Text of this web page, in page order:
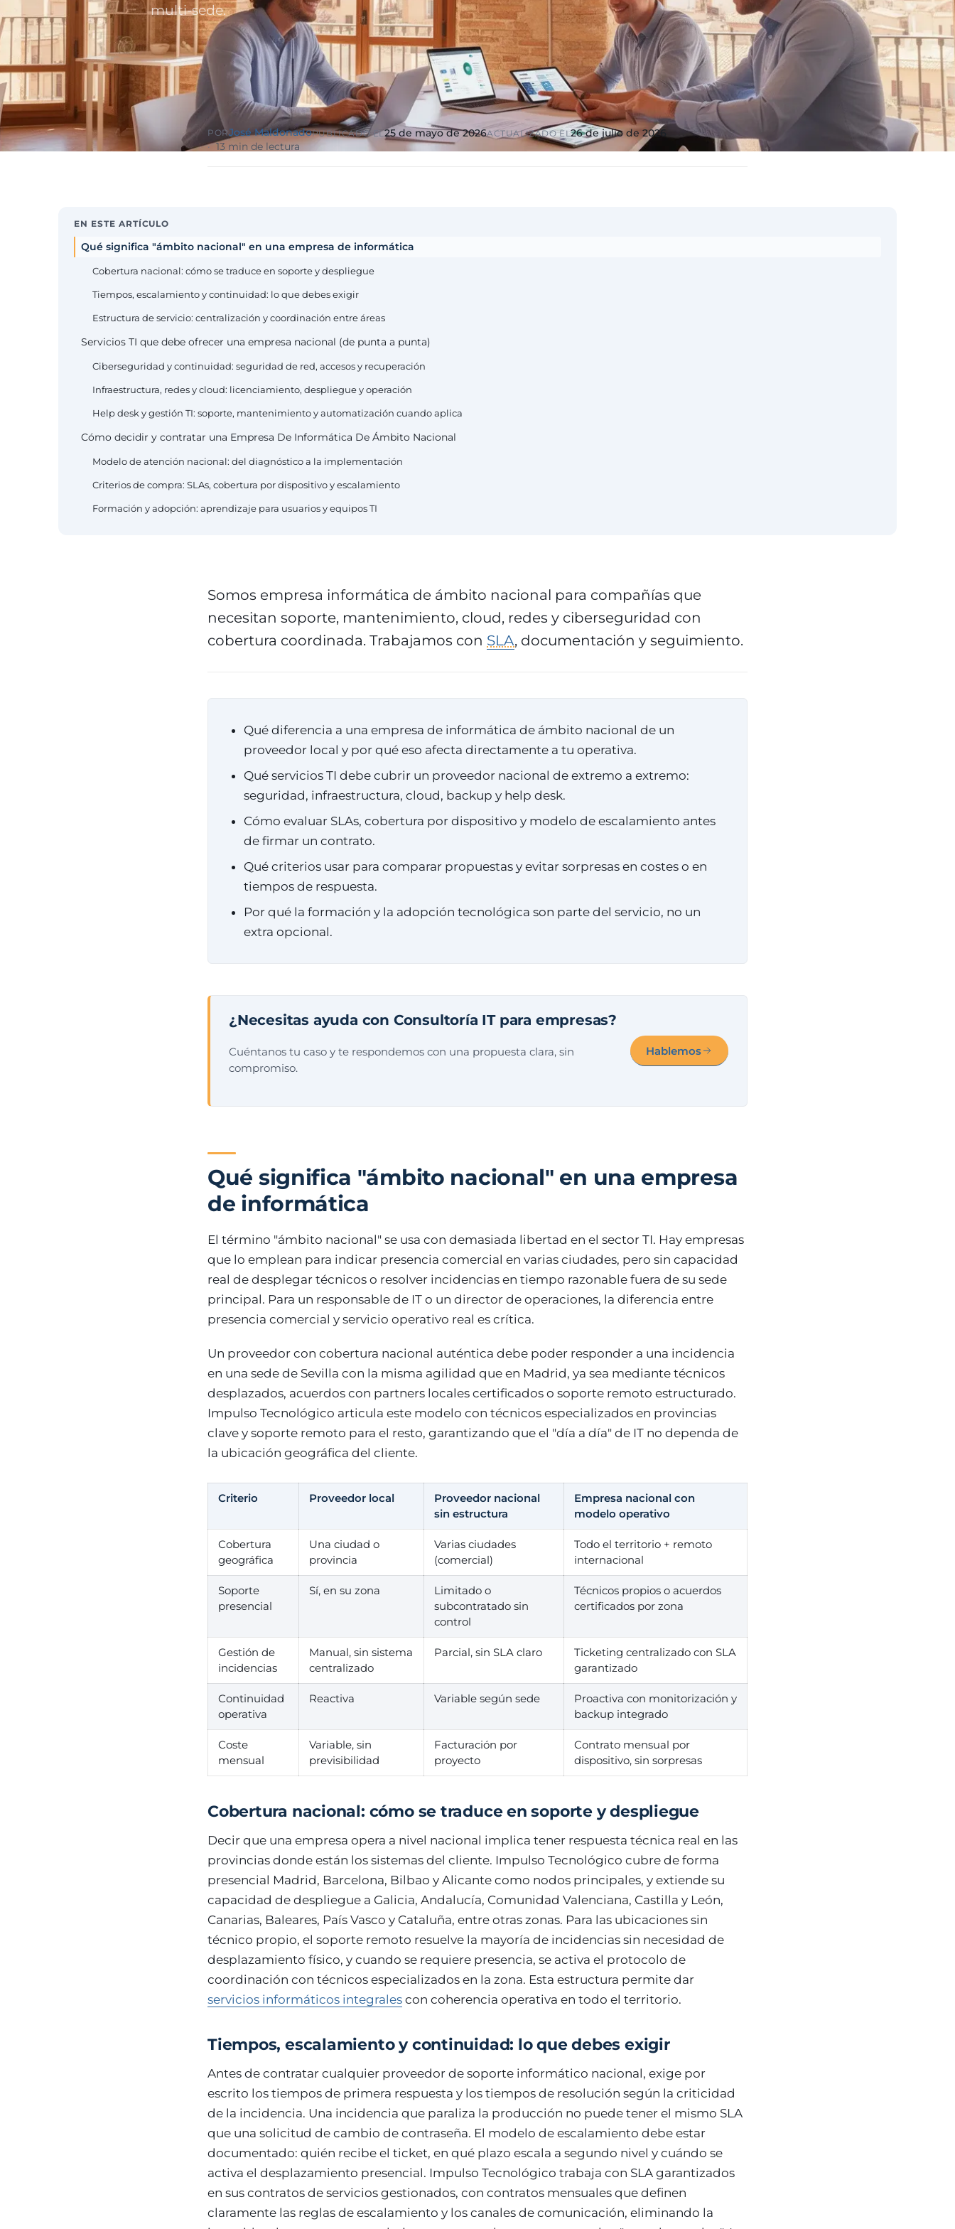
Sector público y
administraciones
Ayuntamientos, diputaciones,
ENS obligatorio
Educación y formación
Universidades, academias,
RGPD reforzado por menores
Pharma e industria
farmacéutica GxP, AEMPS,
ISO 13485, entornos validados
Multinacionales ES / PT
Cobertura internacional,
partners locales
multi-sede.
PORJosé MaldonadoPUBLICADO EL25 de mayo de 2026ACTUALIZADO EL26 de julio de 2026
13 min de lectura
EN ESTE ARTÍCULO
Qué significa "ámbito nacional" en una empresa de informática
Cobertura nacional: cómo se traduce en soporte y despliegue
Tiempos, escalamiento y continuidad: lo que debes exigir
Estructura de servicio: centralización y coordinación entre áreas
Servicios TI que debe ofrecer una empresa nacional (de punta a punta)
Ciberseguridad y continuidad: seguridad de red, accesos y recuperación
Infraestructura, redes y cloud: licenciamiento, despliegue y operación
Help desk y gestión TI: soporte, mantenimiento y automatización cuando aplica
Cómo decidir y contratar una Empresa De Informática De Ámbito Nacional
Modelo de atención nacional: del diagnóstico a la implementación
Criterios de compra: SLAs, cobertura por dispositivo y escalamiento
Formación y adopción: aprendizaje para usuarios y equipos TI
Somos empresa informática de ámbito nacional para compañías que
necesitan soporte, mantenimiento, cloud, redes y ciberseguridad con
cobertura coordinada. Trabajamos con SLA, documentación y seguimiento.
Qué diferencia a una empresa de informática de ámbito nacional de un
proveedor local y por qué eso afecta directamente a tu operativa.
Qué servicios TI debe cubrir un proveedor nacional de extremo a extremo:
seguridad, infraestructura, cloud, backup y help desk.
Cómo evaluar SLAs, cobertura por dispositivo y modelo de escalamiento antes
de firmar un contrato.
Qué criterios usar para comparar propuestas y evitar sorpresas en costes o en
tiempos de respuesta.
Por qué la formación y la adopción tecnológica son parte del servicio, no un
extra opcional.
¿Necesitas ayuda con Consultoría IT para empresas?
Cuéntanos tu caso y te respondemos con una propuesta clara, sin
compromiso.
Hablemos
Qué significa "ámbito nacional" en una empresa
de informática
El término "ámbito nacional" se usa con demasiada libertad en el sector TI. Hay empresas
que lo emplean para indicar presencia comercial en varias ciudades, pero sin capacidad
real de desplegar técnicos o resolver incidencias en tiempo razonable fuera de su sede
principal. Para un responsable de IT o un director de operaciones, la diferencia entre
presencia comercial y servicio operativo real es crítica.
Un proveedor con cobertura nacional auténtica debe poder responder a una incidencia
en una sede de Sevilla con la misma agilidad que en Madrid, ya sea mediante técnicos
desplazados, acuerdos con partners locales certificados o soporte remoto estructurado.
Impulso Tecnológico articula este modelo con técnicos especializados en provincias
clave y soporte remoto para el resto, garantizando que el "día a día" de IT no dependa de
la ubicación geográfica del cliente.
Criterio Proveedor local
Proveedor nacional
sin estructura
Empresa nacional con
modelo operativo
Cobertura
geográfica
Una ciudad o
provincia
Varias ciudades
(comercial)
Todo el territorio + remoto
internacional
Soporte
presencial
Sí, en su zona
Limitado o
subcontratado sin
control
Técnicos propios o acuerdos
certificados por zona
Gestión de
incidencias
Manual, sin sistema
centralizado
Parcial, sin SLA claro
Ticketing centralizado con SLA
garantizado
Continuidad
operativa
Reactiva Variable según sede
Proactiva con monitorización y
backup integrado
Coste
mensual
Variable, sin
previsibilidad
Facturación por
proyecto
Contrato mensual por
dispositivo, sin sorpresas
Cobertura nacional: cómo se traduce en soporte y despliegue
Decir que una empresa opera a nivel nacional implica tener respuesta técnica real en las
provincias donde están los sistemas del cliente. Impulso Tecnológico cubre de forma
presencial Madrid, Barcelona, Bilbao y Alicante como nodos principales, y extiende su
capacidad de despliegue a Galicia, Andalucía, Comunidad Valenciana, Castilla y León,
Canarias, Baleares, País Vasco y Cataluña, entre otras zonas. Para las ubicaciones sin
técnico propio, el soporte remoto resuelve la mayoría de incidencias sin necesidad de
desplazamiento físico, y cuando se requiere presencia, se activa el protocolo de
coordinación con técnicos especializados en la zona. Esta estructura permite dar
servicios informáticos integrales con coherencia operativa en todo el territorio.
Tiempos, escalamiento y continuidad: lo que debes exigir
Antes de contratar cualquier proveedor de soporte informático nacional, exige por
escrito los tiempos de primera respuesta y los tiempos de resolución según la criticidad
de la incidencia. Una incidencia que paraliza la producción no puede tener el mismo SLA
que una solicitud de cambio de contraseña. El modelo de escalamiento debe estar
documentado: quién recibe el ticket, en qué plazo escala a segundo nivel y cuándo se
activa el desplazamiento presencial. Impulso Tecnológico trabaja con SLA garantizados
en sus contratos de servicios gestionados, con contratos mensuales que definen
claramente las reglas de escalamiento y los canales de comunicación, eliminando la